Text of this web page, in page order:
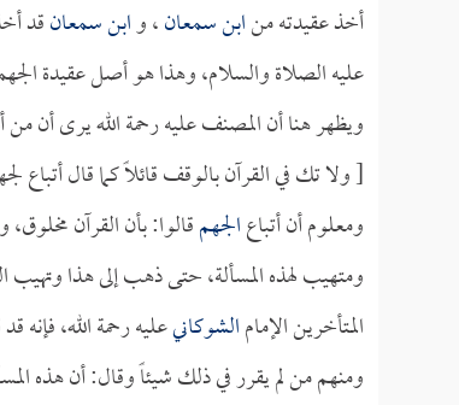
أخذ عقيدته منابن سمعان، وابن سمعانقد
عليه الصلاة والسلام، وهذا هو أصل عقيدة
ويظهر هنا أن المصنف عليه رحمة الله يرى أن
[ ولا تك في القرآن بالوقف قائلاً كما قال
ومعلوم أن أتباعالجهمقالوا: بأن القرآن
ومتهيب لهذه المسألة، حتى ذهب إلى هذا وتهيب
المتأخرين الإمامالشوكانيعليه رحمة الله، فإنه
ومنهم من لم يقرر في ذلك شيئاً وقال: أن هذه